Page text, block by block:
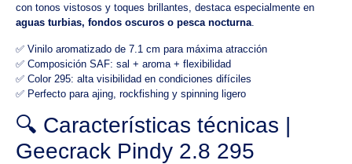
con tonos vistosos y toques brillantes, destaca especialmente en
aguas turbias, fondos oscuros o pesca nocturna.
✅ Vinilo aromatizado de 7.1 cm para máxima atracción
✅ Composición SAF: sal + aroma + flexibilidad
✅ Color 295: alta visibilidad en condiciones difíciles
✅ Perfecto para ajing, rockfishing y spinning ligero
🔍 Características técnicas |
Geecrack Pindy 2.8 295